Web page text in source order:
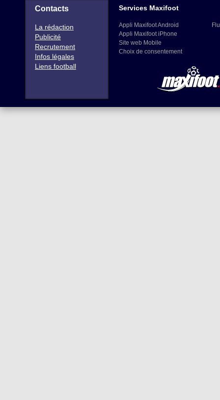
Contacts
La rédaction
Publicité
Recrutement
Infos légales
Liens football
Services Maxifoot
Appli Maxifoot Android
Appli Maxifoot iPhone
Site web Mobile
Choix de consentement